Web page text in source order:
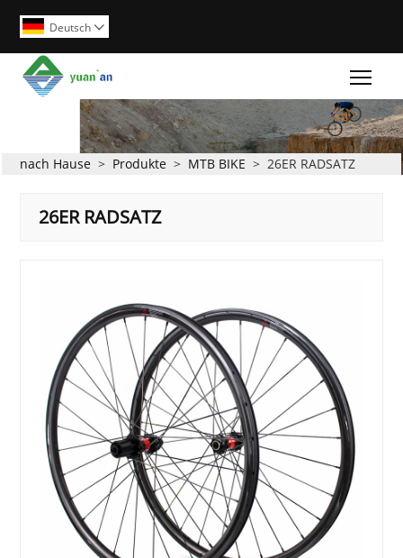
Deutsch 
nach Hause > Produkte > MTB BIKE > 26ER RADSATZ
26ER RADSATZ